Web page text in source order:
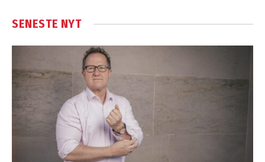
SENESTE NYT